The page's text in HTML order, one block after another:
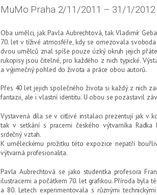
MuMo Praha 2/11/2011 – 31/1/2012
Oba umělci, jak Pavla Aubrechtová, tak Vladimír
70. let v tíživé atmosféře, kdy se omezovala
dvou umělců znal spíše pouze úzký okruh jejich
rukopisy jsou čitelné, pro každého z nich typické.
a výjimečný pohled do života a práce obou autorů.
Přes 40 let jejich společného života si každý z nich
fantazii, ale i vlastní identitu. U obou se pozastavil
Vystavená díla se v citlivé instalaci prezentují jak v
tak v setkání s pracemi českého výtvarníka
srdečný vztah.
K uměleckému prožitku této expozice nepatří
výtvarná profesionalita.
Pavla Aubrechtová se jako studentka profesora
ilustracemi a počátkem 70. let grafikou. Příroda byla
a 80. Letech experimentovala s různými